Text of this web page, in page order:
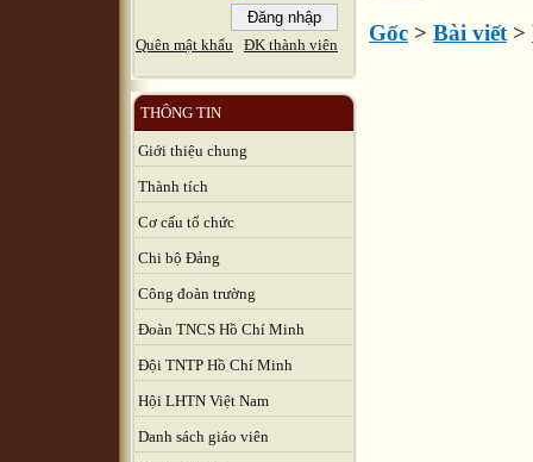
Quên mật khẩu ĐK thành viên
THÔNG TIN
Giới thiệu chung
Thành tích
Cơ cấu tổ chức
Chi bộ Đảng
Công đoàn trường
Đoàn TNCS Hồ Chí Minh
Đội TNTP Hồ Chí Minh
Hội LHTN Việt Nam
Danh sách giáo viên
Gốc > Bài viết >